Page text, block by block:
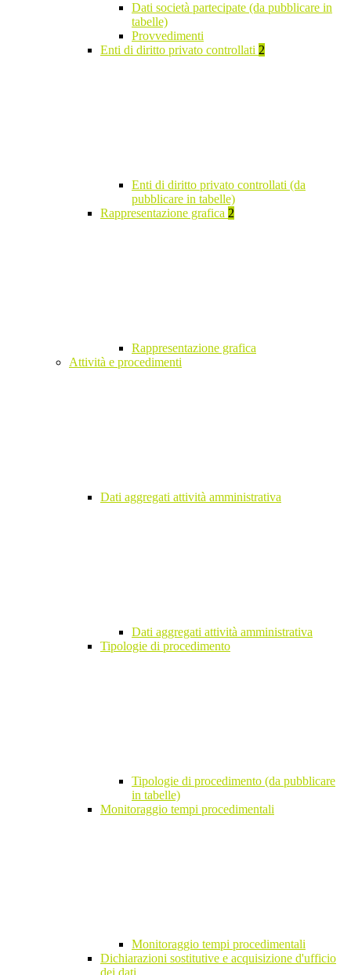
Dati società partecipate (da pubblicare in
tabelle)
Provvedimenti
Enti di diritto privato controllati 2
Enti di diritto privato controllati (da
pubblicare in tabelle)
Rappresentazione grafica 2
Rappresentazione grafica
Attività e procedimenti
Dati aggregati attività amministrativa
Dati aggregati attività amministrativa
Tipologie di procedimento
Tipologie di procedimento (da pubblicare
in tabelle)
Monitoraggio tempi procedimentali
Monitoraggio tempi procedimentali
Dichiarazioni sostitutive e acquisizione d'ufficio